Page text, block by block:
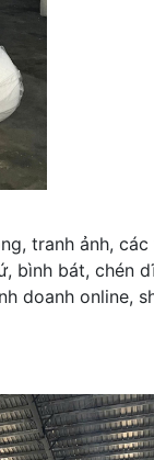
tranh ảnh,
bình bát, chén
doanh online,